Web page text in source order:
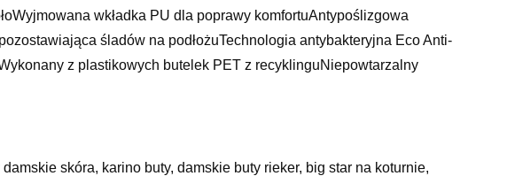
wkładka PU dla poprawy komfortuAntypoślizgowa
śladów na podłożuTechnologia antybakteryjna Eco Anti-
z plastikowych butelek PET z recyklinguNiepowtarzalny
skóra, karino buty, damskie buty rieker, big star na koturnie,